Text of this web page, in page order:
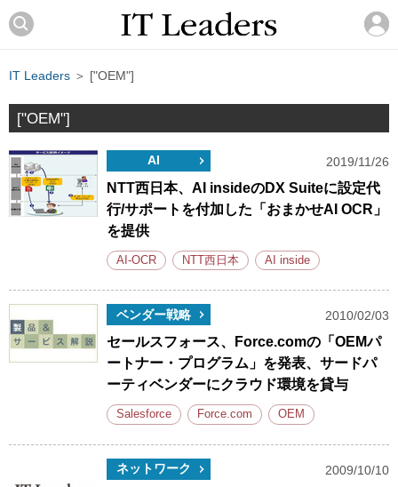
IT Leaders ＞ ["OEM"]
["OEM"]
AI 2019/11/26
NTT西日本、AI insideのDX Suiteに設定代
行/サポートを付加した「おまかせAI OCR」
を提供
AI-OCR NTT西日本 AI inside
ベンダー戦略 2010/02/03
セールスフォース、Force.comの「OEMパ
ートナー・プログラム」を発表、サードパ
ーティベンダーにクラウド環境を貸与
Salesforce Force.com OEM
ネットワーク 2009/10/10